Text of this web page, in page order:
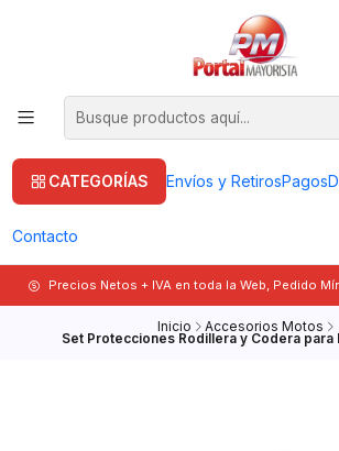
CATEGORÍAS Envíos y RetirosPagos
Contacto
Precios Netos + IVA en toda la Web, Pedido
Inicio Accesorios Motos
Set Protecciones Rodillera y Codera para